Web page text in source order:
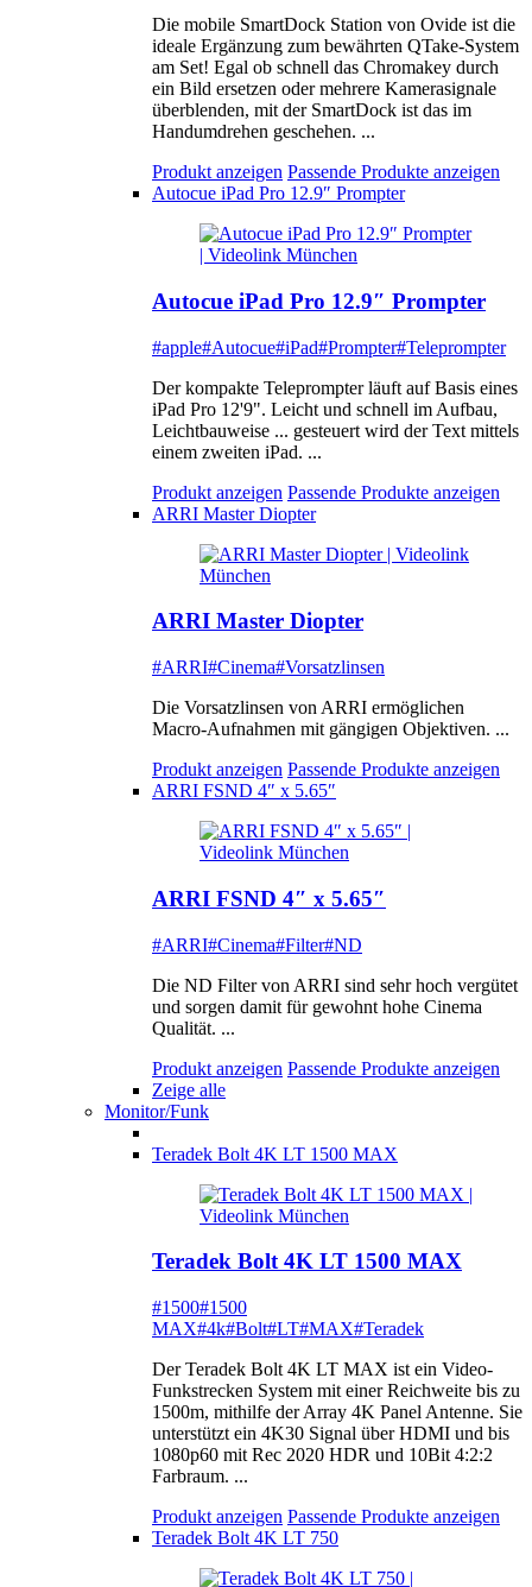
Die mobile SmartDock Station von Ovide ist die
ideale Ergänzung zum bewährten QTake-System
am Set! Egal ob schnell das Chromakey durch
ein Bild ersetzen oder mehrere Kamerasignale
überblenden, mit der SmartDock ist das im
Handumdrehen geschehen. ...
Produkt anzeigen Passende Produkte anzeigen
Autocue iPad Pro 12.9″ Prompter
Autocue iPad Pro 12.9″ Prompter
#apple#Autocue#iPad#Prompter#Teleprompter
Der kompakte Teleprompter läuft auf Basis eines
iPad Pro 12'9". Leicht und schnell im Aufbau,
Leichtbauweise ... gesteuert wird der Text mittels
einem zweiten iPad. ...
Produkt anzeigen Passende Produkte anzeigen
ARRI Master Diopter
ARRI Master Diopter
#ARRI#Cinema#Vorsatzlinsen
Die Vorsatzlinsen von ARRI ermöglichen
Macro-Aufnahmen mit gängigen Objektiven. ...
Produkt anzeigen Passende Produkte anzeigen
ARRI FSND 4″ x 5.65″
ARRI FSND 4″ x 5.65″
#ARRI#Cinema#Filter#ND
Die ND Filter von ARRI sind sehr hoch vergütet
und sorgen damit für gewohnt hohe Cinema
Qualität. ...
Produkt anzeigen Passende Produkte anzeigen
Zeige alle
Monitor/Funk
Teradek Bolt 4K LT 1500 MAX
Teradek Bolt 4K LT 1500 MAX
#1500#1500
MAX#4k#Bolt#LT#MAX#Teradek
Der Teradek Bolt 4K LT MAX ist ein Video-
Funkstrecken System mit einer Reichweite bis zu
1500m, mithilfe der Array 4K Panel Antenne. Sie
unterstützt ein 4K30 Signal über HDMI und bis
1080p60 mit Rec 2020 HDR und 10Bit 4:2:2
Farbraum. ...
Produkt anzeigen Passende Produkte anzeigen
Teradek Bolt 4K LT 750